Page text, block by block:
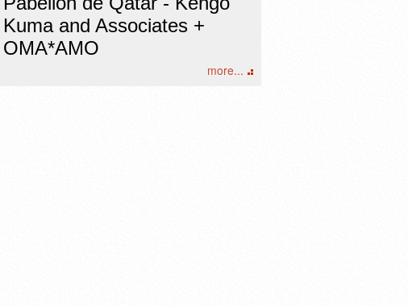
Kuma and Associates +
OMA*AMO
more...